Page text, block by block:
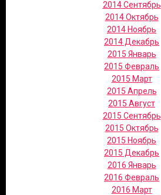
2014 Сентябрь
2014 Октябрь
2014 Ноябрь
2014 Декабрь
2015 Январь
2015 Февраль
2015 Март
2015 Апрель
2015 Август
2015 Сентябрь
2015 Октябрь
2015 Ноябрь
2015 Декабрь
2016 Январь
2016 Февраль
2016 Март